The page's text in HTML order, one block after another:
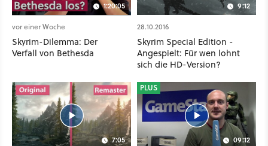
1:20:05
vor einer Woche
Skyrim-Dilemma: Der
Verfall von Bethesda
9:12
28.10.2016
Skyrim Special Edition -
Angespielt: Für wen lohnt
sich die HD-Version?
7:05 09:12
PLUS